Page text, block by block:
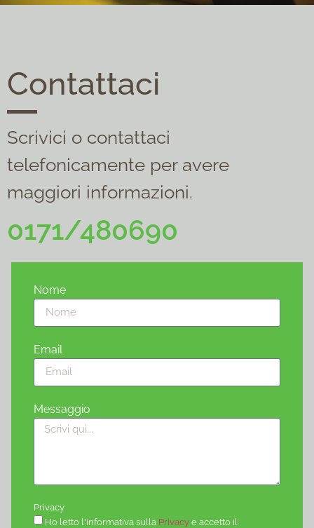
Contattaci
Scrivici o contattaci
telefonicamente per avere
maggiori informazioni.
0171/480690
Nome
Email
Messaggio
Privacy
Ho letto l'informativa sulla Privacy e accetto il